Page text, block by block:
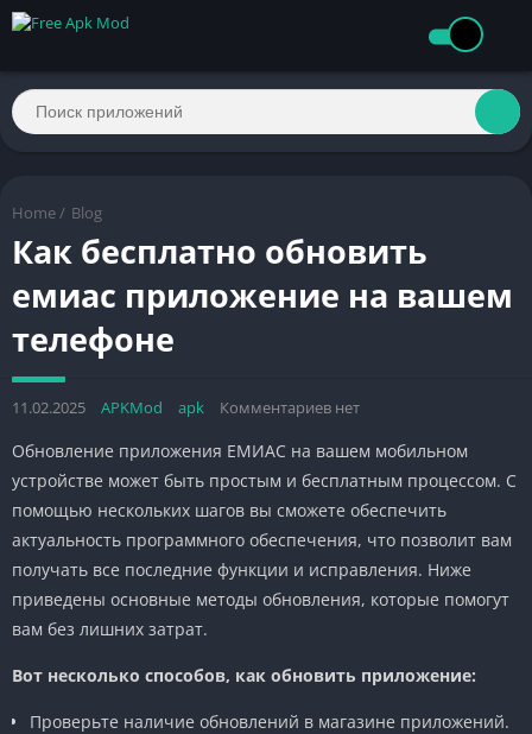
Home / Blog
Как бесплатно обновить
емиас приложение на вашем
телефоне
11.02.2025 APKMod apk Комментариев нет
Обновление приложения ЕМИАС на вашем мобильном
устройстве может быть простым и бесплатным процессом. С
помощью нескольких шагов вы сможете обеспечить
актуальность программного обеспечения, что позволит вам
получать все последние функции и исправления. Ниже
приведены основные методы обновления, которые помогут
вам без лишних затрат.
Вот несколько способов, как обновить приложение:
Проверьте наличие обновлений в магазине приложений.